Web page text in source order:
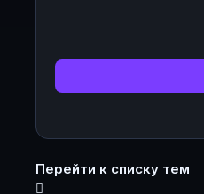
Перейти к списку тем